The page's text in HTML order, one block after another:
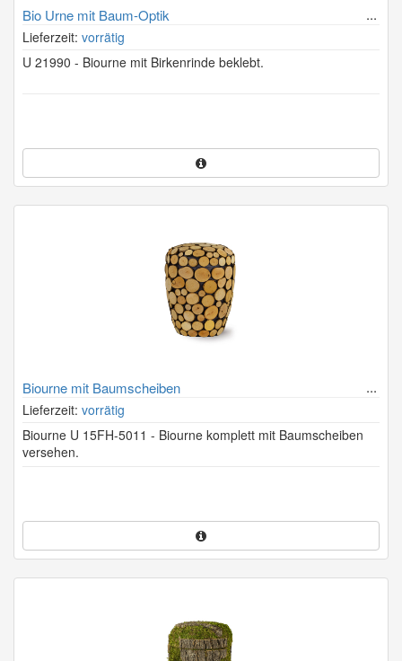
Bio Urne mit Baum-Optik
Lieferzeit: vorrätig
U 21990 - Biourne mit Birkenrinde beklebt.
Biourne mit Baumscheiben
Lieferzeit: vorrätig
Biourne U 15FH-5011 - Biourne komplett mit Baumscheiben
versehen.